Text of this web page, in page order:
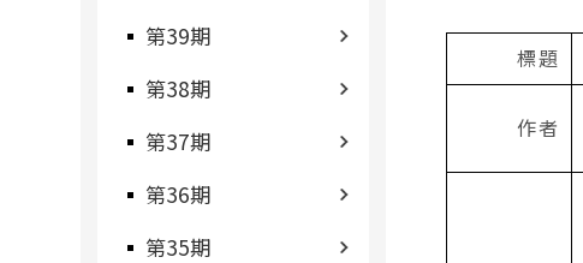
第39期
第38期
第37期
第36期
第35期
標題
作者